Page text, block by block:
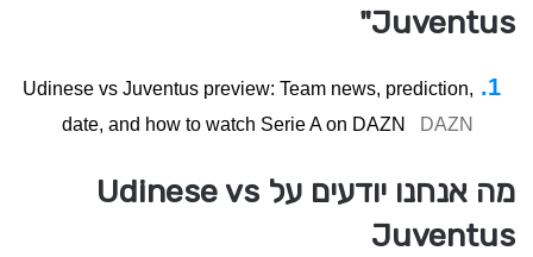
Juventus"
Udinese vs Juventus preview: Team news, prediction,
date, and how to watch Serie A on DAZN
DAZN
מה אנחנו יודעים על Udinese vs
Juventus